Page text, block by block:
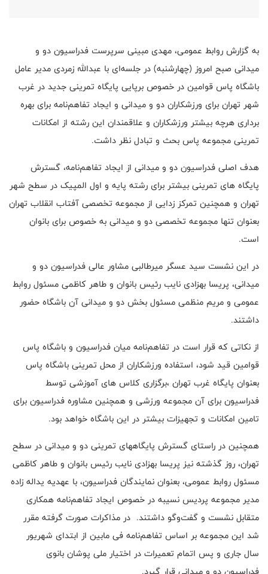
به گزارش روابط عمومی، مهدی مبینی سرپرست فدراسیون دو و
میدانی صبح امروز (چهارشنبه) در جلسه‌ای با عبدالله زمردی مدیر عامل
باشگاه پاس قوامین در خصوص برپایی پایگاه تمرینی جدید در غرب
شهر تهران برای ورزشکاران دو و میدانی و ایجاد تفاهم‌نامه برای بهره
برداری هرچه بیشتر ورزشکاران و علاقمندان این رشته از امکانات
تمرینی مجموعه پاس بحث و تبادل نظر داشت.
هدف اصلی فدراسیون دو و میدانی از ایجاد تفاهم‌نامه، گسترش
پایگاه های تمرینی بیشتر برای رشته پایه و اول المپیک در سطح شهر
تهران و همچنین تمرکز زدایی از مجموعه تخصصی آفتاب انقلاب تهران
بعنوان تنها مجموعه تخصصی دو و میدانی به خصوص برای بانوان
است.
در این نشست سید عسگر میرطالبی مشاور عالی فدراسیون دو و
میدانی، پریسا بهزادی نایب رئیس بانوان و طاهر کاظمی مسئول روابط
عمومی و مریم منظمی مسئول بخش دو و میدانی آن باشگاه حضور
داشتند.
از نکاتی که قرار است در تفاهم‌نامه میان فدراسیون و باشگاه پاس
قوامین قید شود، استفاده ورزشکاران از محل تمرینی باشگاه پاس
بعنوان پایگاه غرب تهران ،برگزاری کلاس های آموزشی توسط
فدراسیون برای آن مجموعه ورزشی و همچنین مشاوره فدراسیون برای
تامین امکانات و تجهیزات بیشتر در این باشگاه خواهد بود.
همچنین در راستای گسترش پایگاههای تمرینی دو و میدانی در سطح
تهران، روز گذشته نیز پریسا بهزادی نایب رئیس بانوان و طاهر کاظمی
مسئول روابط عمومی، بعنوان نمایندگان فدراسیون، با عهدیه یداله زاده
مدیر مجموعه پردیس نسیبه در خصوص ایجاد تفاهم‌نامه همکاری
متقابل نشست و گفت‌وگو داشتند. در مذاکرات صورت گرفته مقرر
شد این مجموعه بر اساس تفاهم‌نامه فی مابین از ابتدای شهریور
سال جاری و پس اتمام تعمیرات در اختیار ملی پوشان بانوی